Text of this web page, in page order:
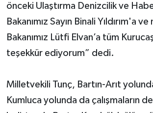
önceki Ulaştırma Denizcilik ve
Bakanımız Sayın Binali Yıldırım'a
Bakanımız Lütfi Elvan’a tüm
teşekkür ediyorum” dedi.
Milletvekili Tunç, Bartın-Arıt
Kumluca yolunda da çalışmaların